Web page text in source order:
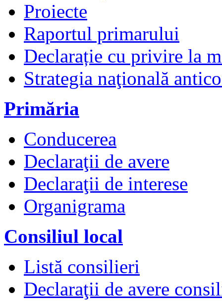
Proiecte
Raportul primarului
Declarație cu privire la
Strategia naţională
Primăria
Conducerea
Declaraţii de avere
Declaraţii de interese
Organigrama
Consiliul local
Listă consilieri
Declaraţii de avere